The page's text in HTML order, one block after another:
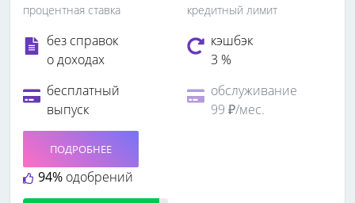
процентная ставка кредитный лимит
без справок
о доходах
кэшбэк
3 %
бесплатный
выпуск
обслуживание
99 ₽/мес.
94% одобрений
ПОДРОБНЕЕ